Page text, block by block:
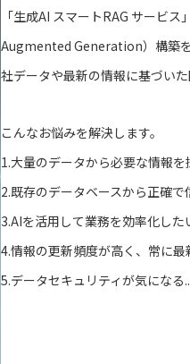
「生成AI スマートRAG サービ
Augmented Generation）構築
社データや最新の情報に基づいた
こんなお悩みを解決します。
1.大量のデータから必要な情報
2.既存のデータベースから正確
3.AIを活用して業務を効率化し
4.情報の更新頻度が高く、常に
5.データセキュリティが気になる..